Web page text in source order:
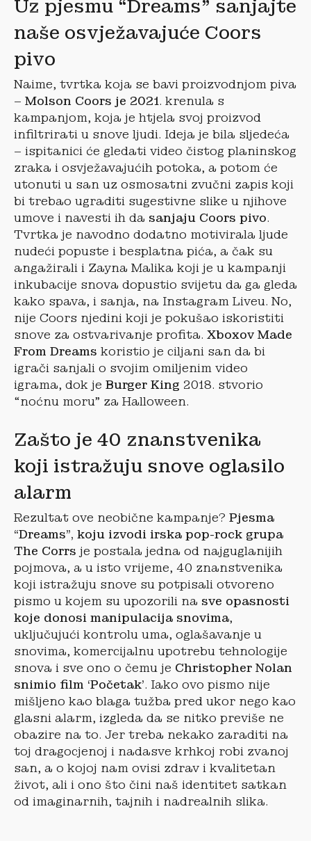
Uz pjesmu “Dreams” sanjajte
naše osvježavajuće Coors
pivo
Naime, tvrtka koja se bavi proizvodnjom piva
– Molson Coors je 2021. krenula s
kampanjom, koja je htjela svoj proizvod
infiltrirati u snove ljudi. Ideja je bila sljedeća
– ispitanici će gledati video čistog planinskog
zraka i osvježavajućih potoka, a potom će
utonuti u san uz osmosatni zvučni zapis koji
bi trebao ugraditi sugestivne slike u njihove
umove i navesti ih da sanjaju Coors pivo.
Tvrtka je navodno dodatno motivirala ljude
nudeći popuste i besplatna pića, a čak su
angažirali i Zayna Malika koji je u kampanji
inkubacije snova dopustio svijetu da ga gleda
kako spava, i sanja, na Instagram Liveu. No,
nije Coors njedini koji je pokušao iskoristiti
snove za ostvarivanje profita. Xboxov Made
From Dreams koristio je ciljani san da bi
igrači sanjali o svojim omiljenim video
igrama, dok je Burger King 2018. stvorio
“noćnu moru” za Halloween.
Zašto je 40 znanstvenika
koji istražuju snove oglasilo
alarm
Rezultat ove neobične kampanje? Pjesma
“Dreams”, koju izvodi irska pop-rock grupa
The Corrs je postala jedna od najguglanijih
pojmova, a u isto vrijeme, 40 znanstvenika
koji istražuju snove su potpisali otvoreno
pismo u kojem su upozorili na sve opasnosti
koje donosi manipulacija snovima,
uključujući kontrolu uma, oglašavanje u
snovima, komercijalnu upotrebu tehnologije
snova i sve ono o čemu je Christopher Nolan
snimio film ‘Početak’. Iako ovo pismo nije
mišljeno kao blaga tužba pred ukor nego kao
glasni alarm, izgleda da se nitko previše ne
obazire na to. Jer treba nekako zaraditi na
toj dragocjenoj i nadasve krhkoj robi zvanoj
san, a o kojoj nam ovisi zdrav i kvalitetan
život, ali i ono što čini naš identitet satkan
od imaginarnih, tajnih i nadrealnih slika.